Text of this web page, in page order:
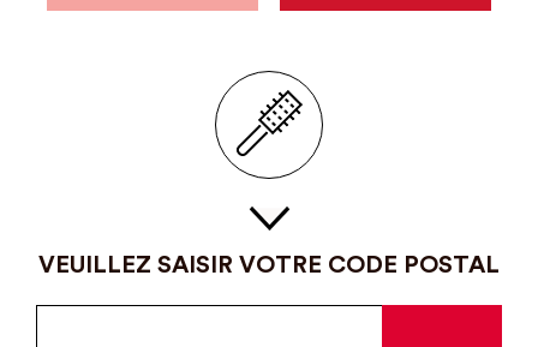
VEUILLEZ SAISIR VOTRE CODE POSTAL